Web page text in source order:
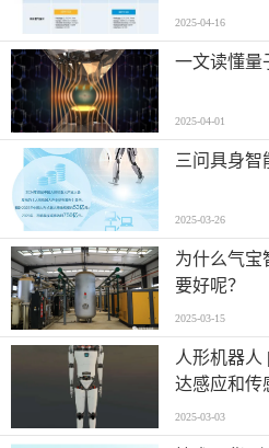
2025-04-16
一文读懂量
2025-04-01
三问具身智
2025-03-26
为什么气宝
要好呢？
2025-03-15
人形机器人
达感应和传
2025-03-03